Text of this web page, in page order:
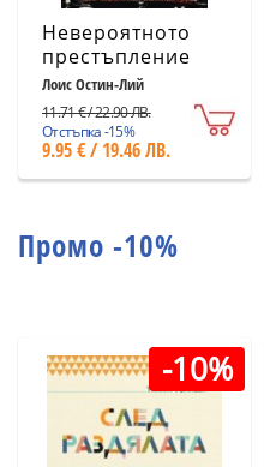
Невероятното
престъпление
Лоис Остин-Лий
11.71 € / 22.90 ЛВ.
Отстъпка -15%
9.95 € / 19.46 ЛВ.
Промо -10%
-10%